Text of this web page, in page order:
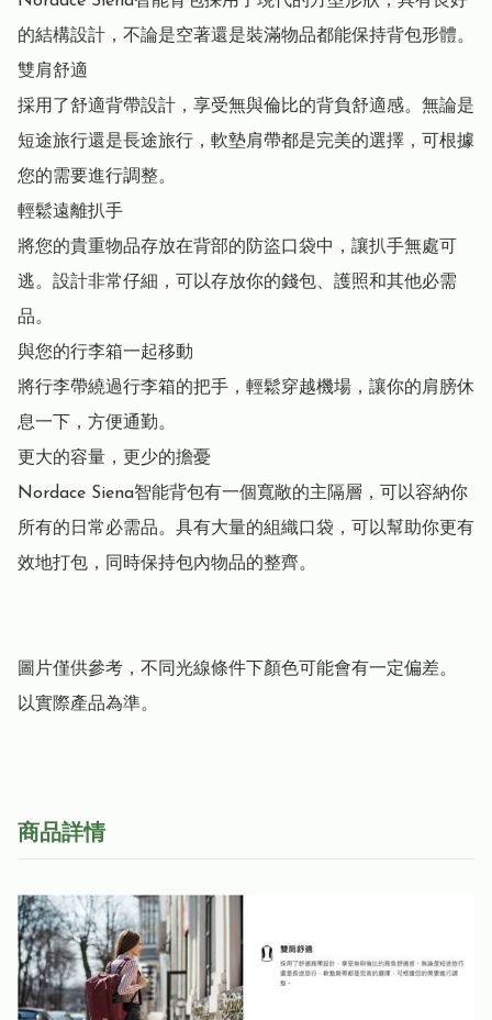
的結構設計，不論是空著還是裝滿物品都能保持背包形體。
雙肩舒適
採用了舒適背帶設計，享受無與倫比的背負舒適感。無論是
短途旅行還是長途旅行，軟墊肩帶都是完美的選擇，可根據
您的需要進行調整。
輕鬆遠離扒手
將您的貴重物品存放在背部的防盜口袋中，讓扒手無處可
逃。設計非常仔細，可以存放你的錢包、護照和其他必需
品。
與您的行李箱一起移動
將行李帶繞過行李箱的把手，輕鬆穿越機場，讓你的肩膀休
息一下，方便通勤。
更大的容量，更少的擔憂
Nordace Siena智能背包有一個寬敞的主隔層，可以容納你
所有的日常必需品。具有大量的組織口袋，可以幫助你更有
效地打包，同時保持包內物品的整齊。
圖片僅供參考，不同光線條件下顏色可能會有一定偏差。
以實際產品為準。
商品詳情